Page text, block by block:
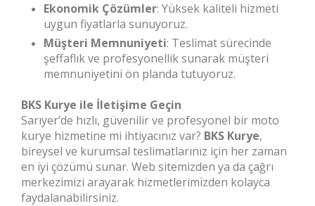
Ekonomik Çözümler: Yüksek kaliteli hizmeti
uygun fiyatlarla sunuyoruz.
Müşteri Memnuniyeti: Teslimat sürecinde
şeffaflık ve profesyonellik sunarak müşteri
memnuniyetini ön planda tutuyoruz.
BKS Kurye ile İletişime Geçin
Sarıyer’de hızlı, güvenilir ve profesyonel bir moto
kurye hizmetine mi ihtiyacınız var? BKS Kurye,
bireysel ve kurumsal teslimatlarınız için her zaman
en iyi çözümü sunar. Web sitemizden ya da çağrı
merkezimizi arayarak hizmetlerimizden kolayca
faydalanabilirsiniz.